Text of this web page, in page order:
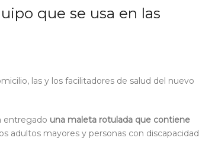
que se usa en las
las y los facilitadores de salud del nuevo
entregado una maleta rotulada que contiene
adultos mayores y personas con discapacidad